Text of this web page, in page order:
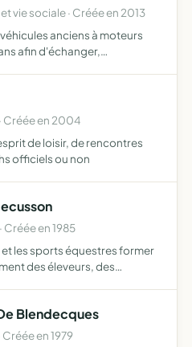
vie sociale · Créée en 2013
anciens à moteurs
afin d'échanger,
Créée en 2004
de loisir, de rencontres
officiels ou non
Créée en 1985
les sports équestres former
des éleveurs, des
Blendecques
en 1979